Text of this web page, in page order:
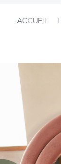
ACCUEIL